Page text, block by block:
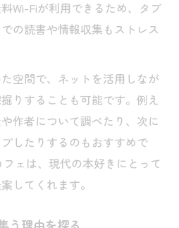
Wi-Fiが利用できるため、タブ
の読書や情報収集もストレス
空間で、ネットを活用しなが
りすることも可能です。例え
作者について調べたり、次に
したりするのもおすすめで
ェは、現代の本好きにとって
してくれます。